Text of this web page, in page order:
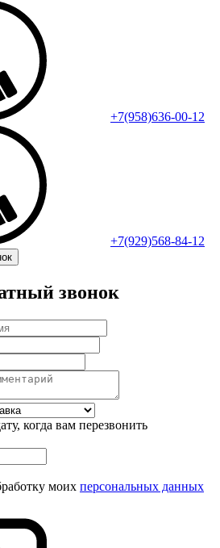
+7(958)636-00-12
+7(929)568-84-12
звонок
когда вам перезвонить
моих персональных данных